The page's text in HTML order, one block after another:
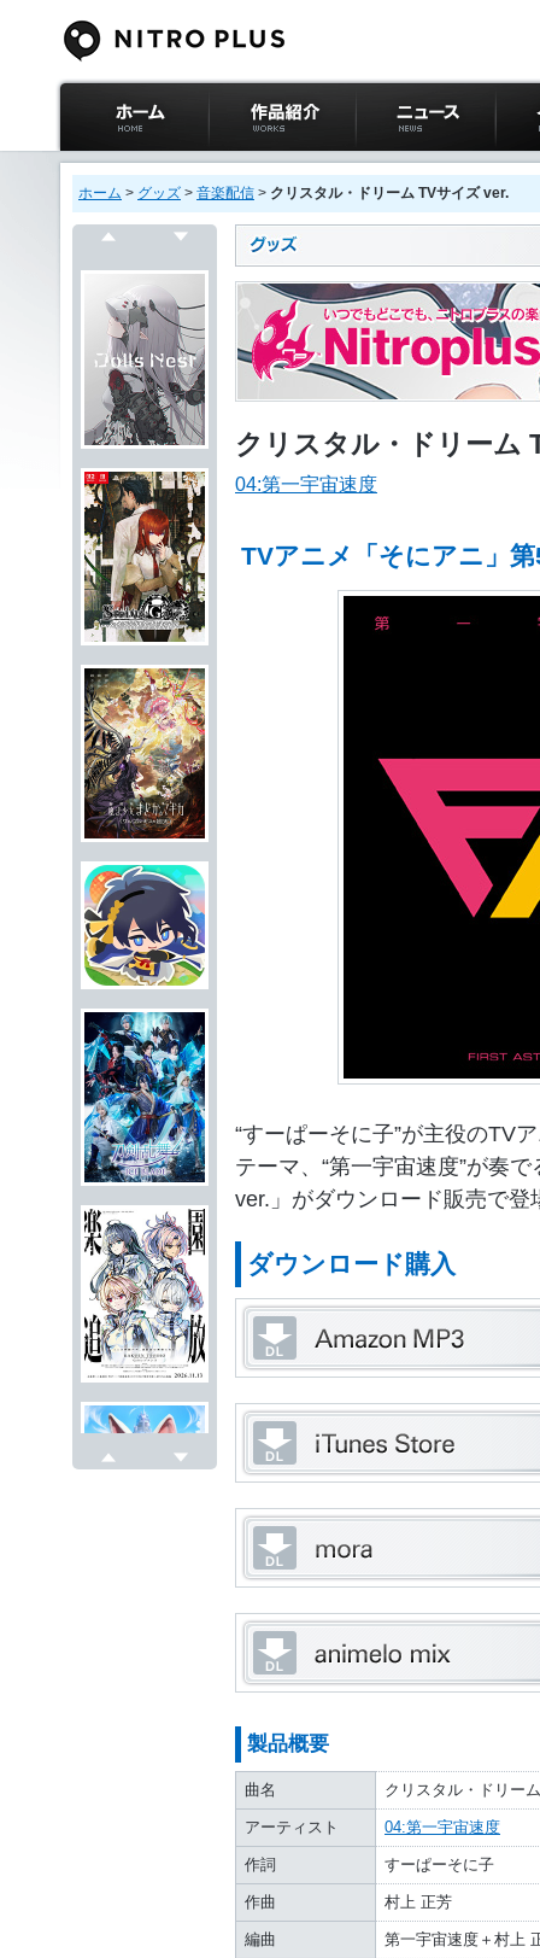
ニトロプラス公式
サイト ホーム
作品紹介 ニュース イベ
ホーム > グッズ > 音楽配信 > クリスタル・ドリーム TVサイズ ver.
クリスタル・ドリーム
04:第一宇宙速度
TVアニメ「そにアニ」
“すーぱーそに子”が主役のTV
テーマ、“第一宇宙速度”が奏
ver.」がダウンロード販売で登
ダウンロード購入
製品概要
曲名 クリスタル・ドリー
アーティスト 04:第一宇宙速度
作詞 すーぱーそに子
作曲 村上 正芳
編曲 第一宇宙速度＋村上